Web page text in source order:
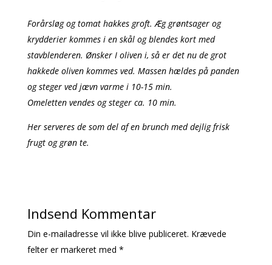
Forårsløg og tomat hakkes groft. Æg grøntsager og
krydderier kommes i en skål og blendes kort med
stavblenderen. Ønsker I oliven i, så er det nu de grot
hakkede oliven kommes ved. Massen hældes på panden
og steger ved jævn varme i 10-15 min.
Omeletten vendes og steger ca. 10 min.
Her serveres de som del af en brunch med dejlig frisk
frugt og grøn te.
Indsend Kommentar
Din e-mailadresse vil ikke blive publiceret. Krævede
felter er markeret med *